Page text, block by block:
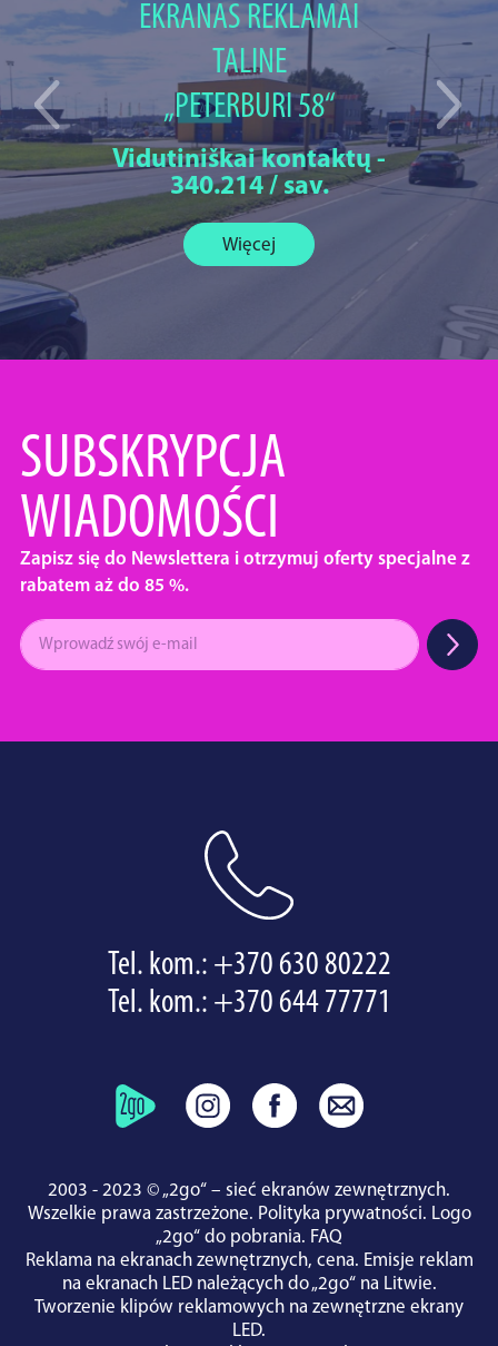
EKRANAS REKLAMAI
TALINE
„PETERBURI 58“
Vidutiniškai kontaktų -
340.214 / sav.
Więcej
SUBSKRYPCJA
WIADOMOŚCI
Zapisz się do Newslettera i otrzymuj oferty specjalne z
rabatem aż do 85 %.
Tel. kom.: +370 630 80222
Tel. kom.: +370 644 77771
2003 - 2023 © „2go“ – sieć ekranów zewnętrznych.
Wszelkie prawa zastrzeżone. Polityka prywatności. Logo
„2go“ do pobrania. FAQ
Reklama na ekranach zewnętrznych, cena. Emisje reklam
na ekranach LED należących do „2go“ na Litwie.
Tworzenie klipów reklamowych na zewnętrzne ekrany
LED.